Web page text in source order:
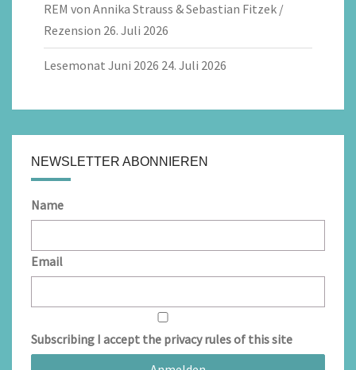
REM von Annika Strauss & Sebastian Fitzek /
Rezension 26. Juli 2026
Lesemonat Juni 2026 24. Juli 2026
NEWSLETTER ABONNIEREN
Name
Email
Subscribing I accept the privacy rules of this site